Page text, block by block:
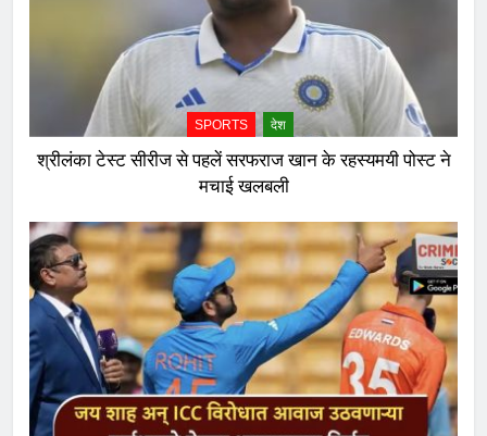
SPORTS देश
श्रीलंका टेस्ट सीरीज से पहलें सरफराज खान के रहस्यमयी पोस्ट ने
मचाई खलबली